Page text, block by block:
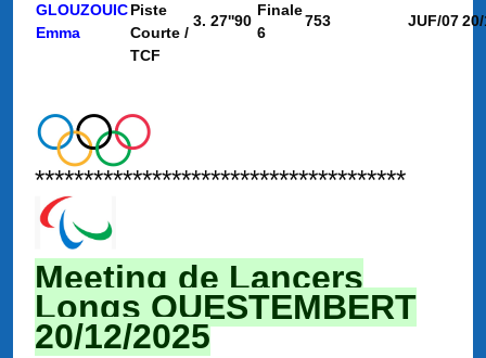
GLOUZOUIC
Emma
Piste
Courte /
TCF
3. 27''90
Finale
6
753 JUF/07
**************************************
Meeting de Lancers
Longs QUESTEMBERT
20/12/2025